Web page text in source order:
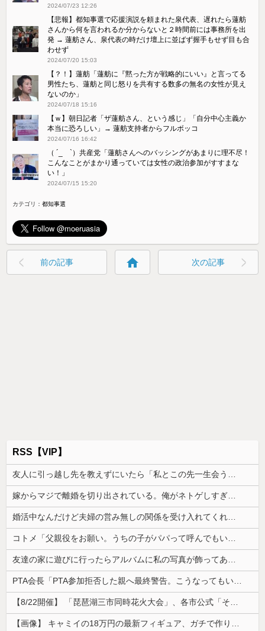
2024/07/23 12:26
【悲報】都知事選で応援演説を頼まれた泉代表、遅れたら蓮舫
さんから何を言われるか分からないと２時間前には事務所を出
発 → 蓮舫さん、泉代表の時だけ壇上に並ばず握手もせず目も合
わせず
2024/07/20 15:03
【？！】蓮舫「蓮舫に『黙った方が戦略的にいい』と言ってる
男性たち、蓮舫と同じ怒りを共有する数多の無名の女性が見え
ないのか」
2024/07/18 15:16
【ｗ】朝日記者「ザ蓮舫さん、という感じ」「自分中心主義か
本当に恐ろしい」→ 蓮舫支持者からフルボッコ
2024/07/16 16:42
（ ´_ゝ`）共産党「蓮舫さんへのバッシングがあまりに理不尽！
こんなことがまかり通っていては女性の政治参加がすすまな
い！」
2024/07/15 15:20
カテゴリ：都知事選
前の記事 home 次の記事
RSS【VIP】